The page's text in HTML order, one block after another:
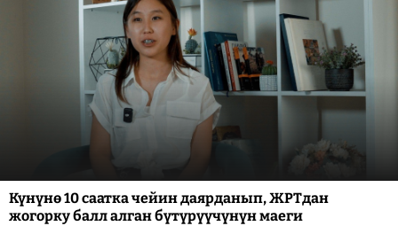
Күнүнө 10 саатка чейин даярданып, ЖРТдан
жогорку балл алган бүтүрүүчүнүн маеги